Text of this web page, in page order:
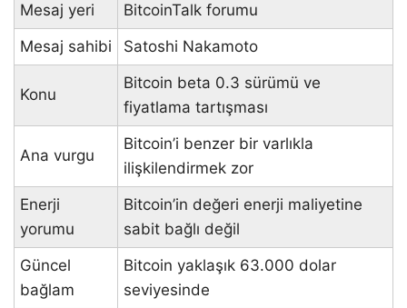
Mesaj yeri
BitcoinTalk forumu
Mesaj sahibi
Satoshi Nakamoto
Konu
Bitcoin beta 0.3 sürümü ve
fiyatlama tartışması
Ana vurgu
Bitcoin’i benzer bir varlıkla
ilişkilendirmek zor
Enerji
yorumu
Bitcoin’in değeri enerji maliyetine
sabit bağlı değil
Güncel
bağlam
Bitcoin yaklaşık 63.000 dolar
seviyesinde